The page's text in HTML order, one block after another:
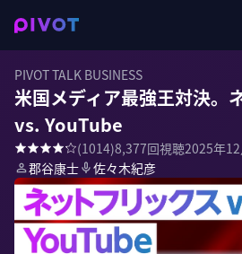
PIVOT TALK BUSINESS
米国メディア最強王対決。
vs. YouTube
(1014)8,377回視聴2025年
郡谷康士
佐々木紀彦